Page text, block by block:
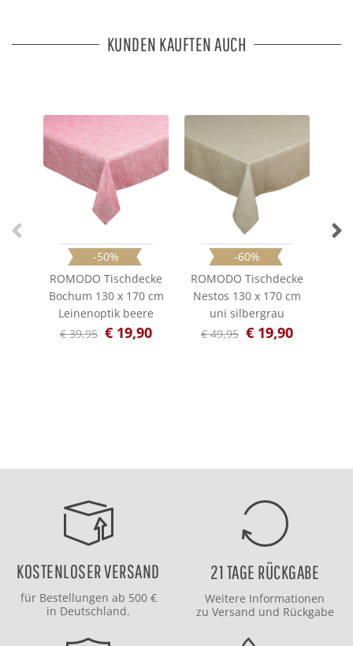
KUNDEN KAUFTEN AUCH
-50%
ROMODO Tischdecke
Bochum 130 x 170 cm
Leinenoptik beere
€ 39,95 € 19,90
-60%
ROMODO Tischdecke
Nestos 130 x 170 cm
uni silbergrau
€ 49,95 € 19,90
KOSTENLOSER VERSAND
für Bestellungen ab 500 €
in Deutschland.
21 TAGE RÜCKGABE
Weitere Informationen
zu Versand und Rückgabe